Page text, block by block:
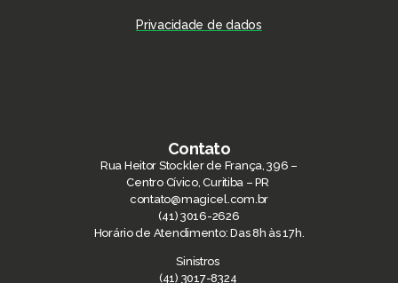
Privacidade de dados
Contato
Rua Heitor Stockler de França, 396 –
Centro Cívico, Curitiba – PR
contato@magicel.com.br
(41) 3016-2626
Horário de Atendimento: Das 8h às 17h.
Sinistros
(41) 3017-8324